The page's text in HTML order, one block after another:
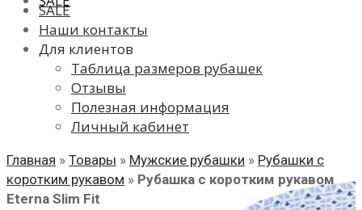
SALE
Наши контакты
Для клиентов
Таблица размеров рубашек
Отзывы
Полезная информация
Личный кабинет
Главная » Товары » Мужские рубашки » Рубашки с
коротким рукавом » Рубашка с коротким рукавом
Eterna Slim Fit